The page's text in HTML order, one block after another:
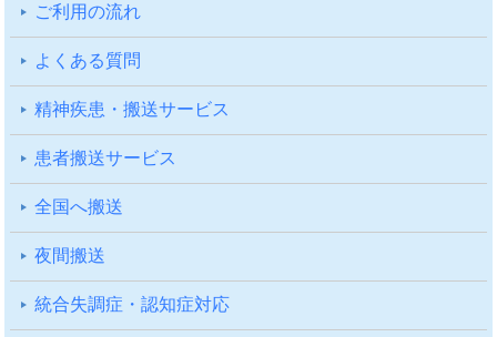
ご利⽤の流れ
よくある質問
精神疾患・搬送サービス
患者搬送サービス
全国へ搬送
夜間搬送
統合失調症・認知症対応